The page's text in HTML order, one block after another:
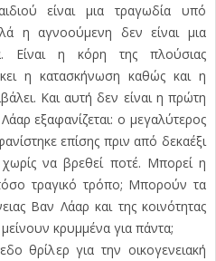
είναι μια τραγωδία υπό
η αγνοούμενη δεν είναι μια
Είναι η κόρη της πλούσιας
η κατασκήνωση καθώς και η
Και αυτή δεν είναι η πρώτη
εξαφανίζεται: ο μεγαλύτερος
επίσης πριν από δεκαέξι
να βρεθεί ποτέ. Μπορεί η
τραγικό τρόπο; Μπορούν τα
Βαν Λάαρ και της κοινότητας
κρυμμένα για πάντα;
θρίλερ για την οικογενειακή